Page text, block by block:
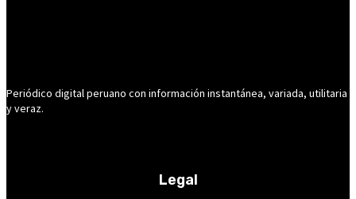
Periódico digital peruano con información instantánea, variada, utilitaria
y veraz.
Legal